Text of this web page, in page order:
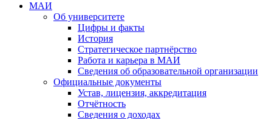
МАИ
Об университете
Цифры и факты
История
Стратегическое партнёрство
Работа и карьера в МАИ
Сведения об образовательной организации
Официальные документы
Устав, лицензия, аккредитация
Отчётность
Сведения о доходах